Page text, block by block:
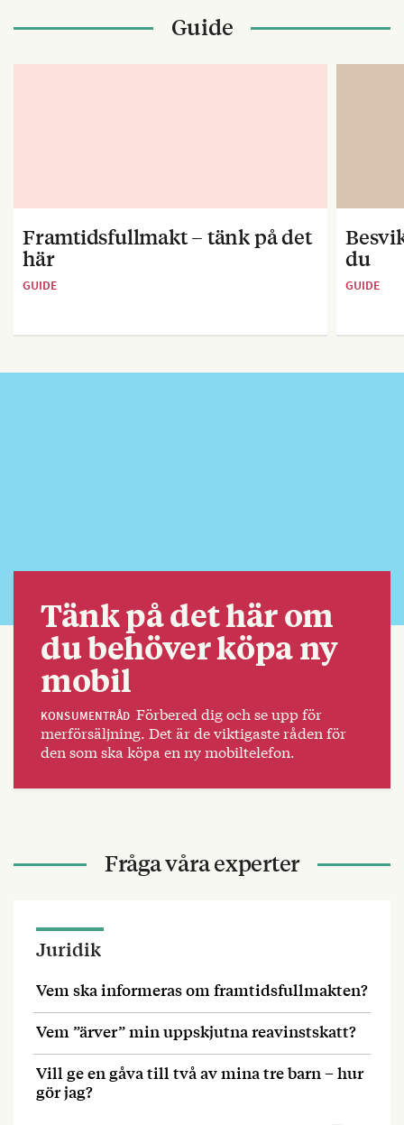
Guide
Framtidsfullmakt – tänk på det
här
GUIDE
du
GUIDE
Tänk på det här om
du behöver köpa ny
mobil
KONSUMENTRÅD Förbered dig och se upp för
merförsäljning. Det är de viktigaste råden för
den som ska köpa en ny mobiltelefon.
Fråga våra experter
Juridik
Vem ska informeras om framtidsfullmakten?
Vem ”ärver” min uppskjutna reavinstskatt?
Vill ge en gåva till två av mina tre barn – hur
gör jag?